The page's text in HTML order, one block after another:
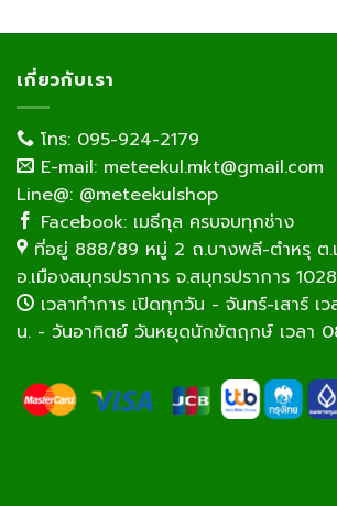
เกี่ยวกับเรา
โทร: 095-924-2179
E-mail: meteekul.mkt@gmail.com
Line@: @meteekulshop
Facebook: เมธีกุล ครบจบทุกช่าง
ที่อยู่ 888/89 หมู่ 2 ถ.บางพลี-ตำหรุ ต.
อ.เมืองสมุทรปราการ จ.สมุทรปราการ
เวลาทำการ เปิดทุกวัน - จันทร์-เสาร์ เ
น. - วันอาทิตย์ วันหยุดนักขัตฤกษ์ เวลา